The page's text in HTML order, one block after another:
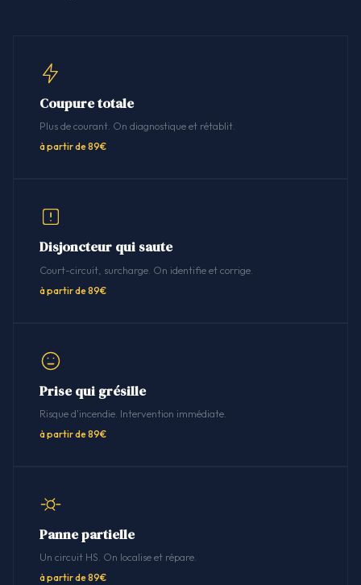
Coupure totale
Plus de courant. On diagnostique et rétablit.
à partir de 89€
Disjoncteur qui saute
Court-circuit, surcharge. On identifie et corrige.
à partir de 89€
Prise qui grésille
Risque d'incendie. Intervention immédiate.
à partir de 89€
Panne partielle
Un circuit HS. On localise et répare.
à partir de 89€